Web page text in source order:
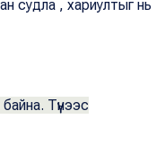
судла , хариултыг нь
Түүнээс